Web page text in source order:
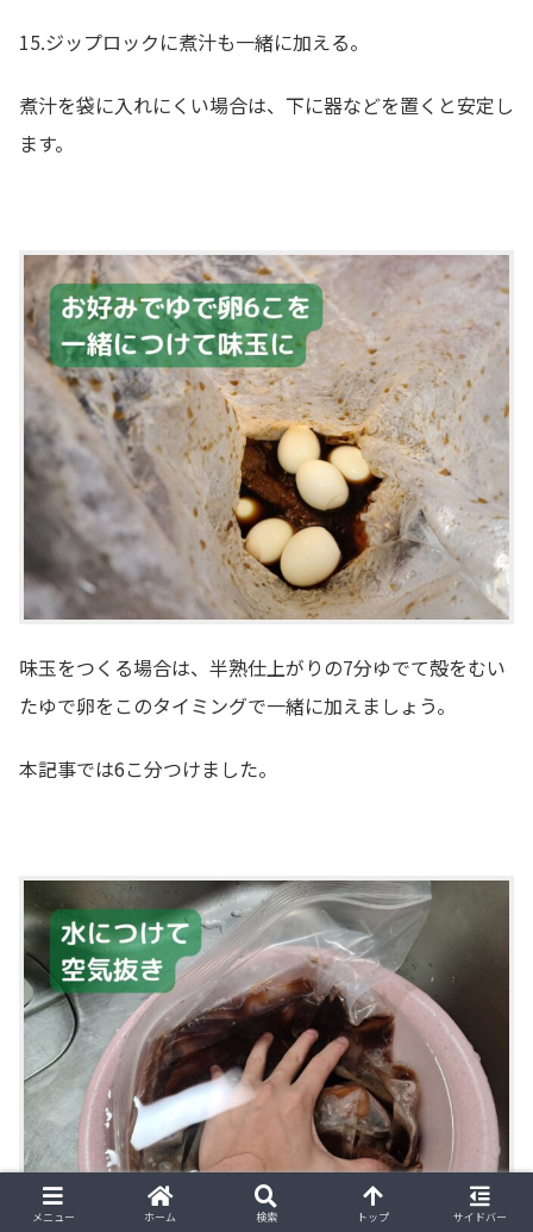
15.ジップロックに煮汁も一緒に加える。
煮汁を袋に入れにくい場合は、下に器などを置くと安定し
ます。
味玉をつくる場合は、半熟仕上がりの7分ゆでて殻をむい
たゆで卵をこのタイミングで一緒に加えましょう。
本記事では6こ分つけました。
メニュー ホーム 検索 トップ サイドバー